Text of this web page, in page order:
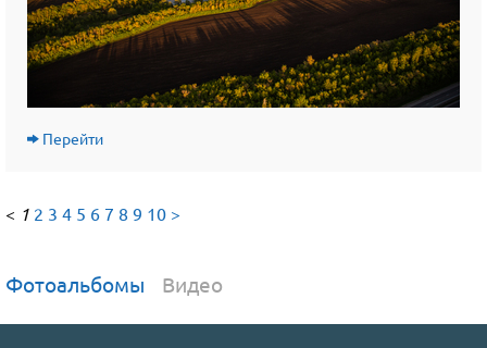
Перейти
< 1 2 3 4 5 6 7 8 9 10 >
Фотоальбомы Видео